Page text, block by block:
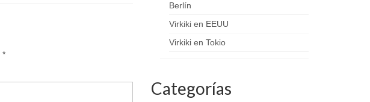
*
Berlín
Virkiki en EEUU
Virkiki en Tokio
Categorías